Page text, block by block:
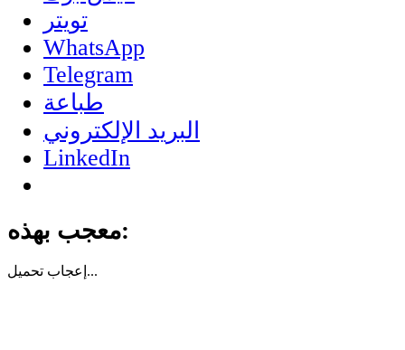
تويتر
WhatsApp
Telegram
طباعة
البريد الإلكتروني
LinkedIn
معجب بهذه:
إعجاب تحميل...